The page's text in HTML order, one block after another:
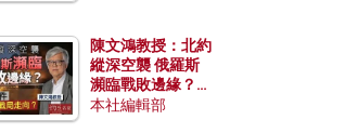
陳文鴻教授：北約
縱深空襲 俄羅斯
瀕臨戰敗邊緣？中
國零部件能左右戰
本社編輯部